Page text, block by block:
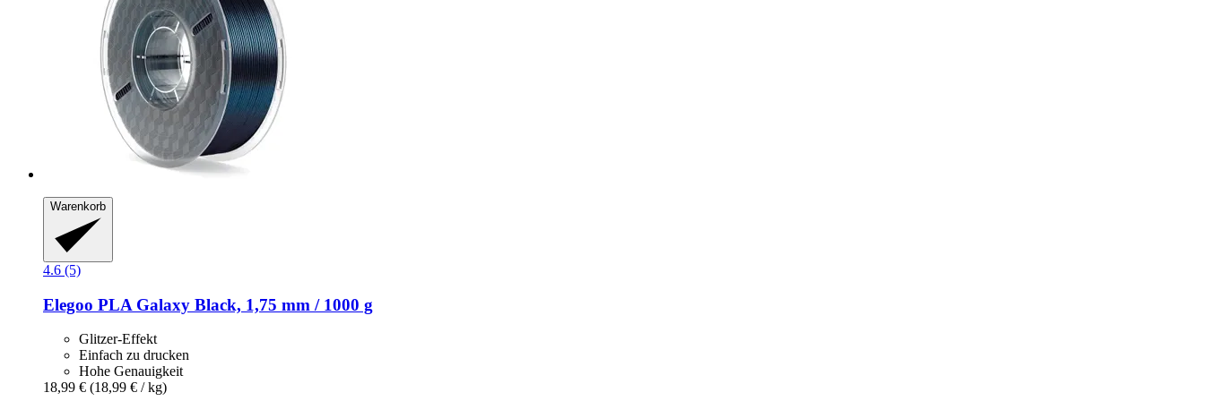
Warenkorb
4.6 (5)
Elegoo PLA Galaxy Black, 1,75 mm / 1000 g
Glitzer-Effekt
Einfach zu drucken
Hohe Genauigkeit
18,99 € (18,99 € / kg)